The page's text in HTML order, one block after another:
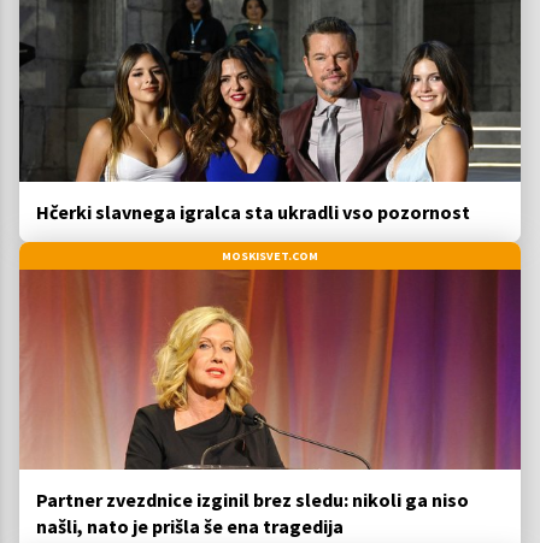
Hčerki slavnega igralca sta ukradli vso pozornost
MOSKISVET.COM
Partner zvezdnice izginil brez sledu: nikoli ga niso
našli, nato je prišla še ena tragedija